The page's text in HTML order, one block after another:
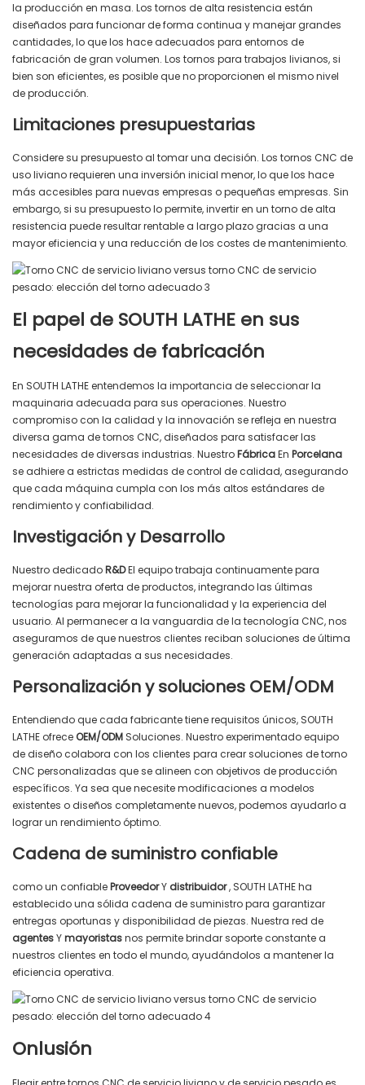
la producción en masa. Los tornos de alta resistencia están
diseñados para funcionar de forma continua y manejar grandes
cantidades, lo que los hace adecuados para entornos de
fabricación de gran volumen. Los tornos para trabajos livianos, si
bien son eficientes, es posible que no proporcionen el mismo nivel
de producción.
Limitaciones presupuestarias
Considere su presupuesto al tomar una decisión. Los tornos CNC de
uso liviano requieren una inversión inicial menor, lo que los hace
más accesibles para nuevas empresas o pequeñas empresas. Sin
embargo, si su presupuesto lo permite, invertir en un torno de alta
resistencia puede resultar rentable a largo plazo gracias a una
mayor eficiencia y una reducción de los costes de mantenimiento.
El papel de SOUTH LATHE en sus
necesidades de fabricación
En SOUTH LATHE entendemos la importancia de seleccionar la
maquinaria adecuada para sus operaciones. Nuestro
compromiso con la calidad y la innovación se refleja en nuestra
diversa gama de tornos CNC, diseñados para satisfacer las
necesidades de diversas industrias. NuestroFábricaEn Porcelana
se adhiere a estrictas medidas de control de calidad, asegurando
que cada máquina cumpla con los más altos estándares de
rendimiento y confiabilidad.
Investigación y Desarrollo
Nuestro dedicadoR&DEl equipo trabaja continuamente para
mejorar nuestra oferta de productos, integrando las últimas
tecnologías para mejorar la funcionalidad y la experiencia del
usuario. Al permanecer a la vanguardia de la tecnología CNC, nos
aseguramos de que nuestros clientes reciban soluciones de última
generación adaptadas a sus necesidades.
Personalización y soluciones OEM/ODM
Entendiendo que cada fabricante tiene requisitos únicos, SOUTH
LATHE ofrece OEM/ODM Soluciones. Nuestro experimentado equipo
de diseño colabora con los clientes para crear soluciones de torno
CNC personalizadas que se alineen con objetivos de producción
específicos. Ya sea que necesite modificaciones a modelos
existentes o diseños completamente nuevos, podemos ayudarlo a
lograr un rendimiento óptimo.
Cadena de suministro confiable
como un confiableProveedorY distribuidor, SOUTH LATHE ha
establecido una sólida cadena de suministro para garantizar
entregas oportunas y disponibilidad de piezas. Nuestra red de
agentesYmayoristasnos permite brindar soporte constante a
nuestros clientes en todo el mundo, ayudándolos a mantener la
eficiencia operativa.
Onlusión